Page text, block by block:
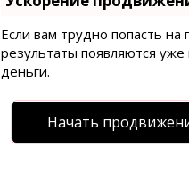
Если вам трудно попасть
результаты появляются
деньги.
Начать